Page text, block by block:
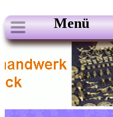
Menü